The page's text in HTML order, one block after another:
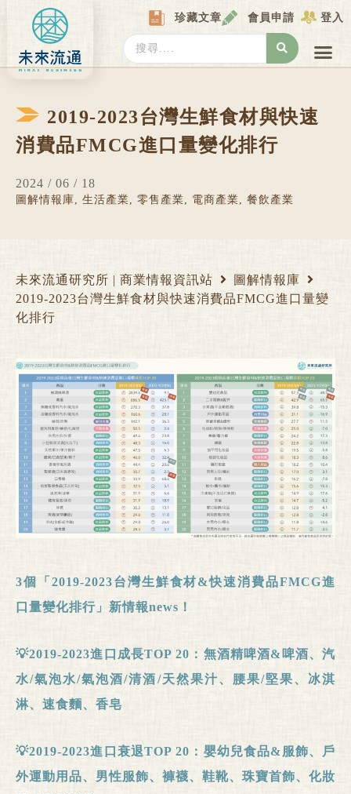
content
珍藏文章 會員申請 登入
Search
...
2019-2023台灣生鮮食材與快速
消費品FMCG進口量變化排行
2024 / 06 / 18
圖解情報庫 , 生活產業, 零售產業, 電商產業, 餐飲產業
未來流通研究所 | 商業情報資訊站
圖解情報庫
2019-2023台灣生鮮食材與快速消費品FMCG進口量變
化排行
3個「2019-2023台灣生鮮食材&快速消費品FMCG進
口量變化排行」新情報news ！
💡2019-2023進口成長TOP 20 ：無酒精啤酒&啤酒、汽
水/氣泡水/氣泡酒/清酒/天然果汁、腰果/堅果、冰淇
淋、速食麵、香皂
💡2019-2023進口衰退TOP 20 ：嬰幼兒食品&服飾、戶
外運動用品、男性服飾、褲襪、鞋靴、珠寶首飾、化妝